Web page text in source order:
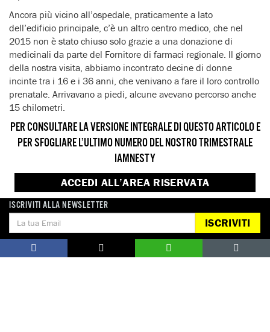
Ancora più vicino all’ospedale, praticamente a lato
dell’edificio principale, c’è un altro centro medico, che nel
2015 non è stato chiuso solo grazie a una donazione di
medicinali da parte del Fornitore di farmaci regionale. Il giorno
della nostra visita, abbiamo incontrato decine di donne
incinte tra i 16 e i 36 anni, che venivano a fare il loro controllo
prenatale. Arrivavano a piedi, alcune avevano percorso anche
15 chilometri.
PER CONSULTARE LA VERSIONE INTEGRALE DI QUESTO ARTICOLO E
PER SFOGLIARE L’ULTIMO NUMERO DEL NOSTRO TRIMESTRALE
IAMNESTY
ACCEDI ALL’AREA RISERVATA
REGISTRATI
ISCRIVITI ALLA NEWSLETTER
ISCRIVITI